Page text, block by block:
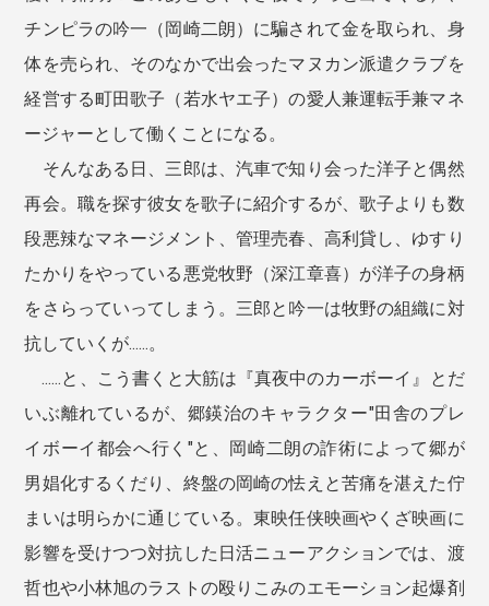
チンピラの吟一（岡崎二朗）に騙されて金を取られ、身
体を売られ、そのなかで出会ったマヌカン派遣クラブを
経営する町田歌子（若水ヤエ子）の愛人兼運転手兼マネ
ージャーとして働くことになる。
そんなある日、三郎は、汽車で知り会った洋子と偶然
再会。職を探す彼女を歌子に紹介するが、歌子よりも数
段悪辣なマネージメント、管理売春、高利貸し、ゆすり
たかりをやっている悪党牧野（深江章喜）が洋子の身柄
をさらっていってしまう。三郎と吟一は牧野の組織に対
抗していくが......。
......と、こう書くと大筋は『真夜中のカーボーイ』とだ
いぶ離れているが、郷鍈治のキャラクター"田舎のプレ
イボーイ都会へ行く"と、岡崎二朗の詐術によって郷が
男娼化するくだり、終盤の岡崎の怯えと苦痛を湛えた佇
まいは明らかに通じている。東映任侠映画やくざ映画に
影響を受けつつ対抗した日活ニューアクションでは、渡
哲也や小林旭のラストの殴りこみのエモーション起爆剤